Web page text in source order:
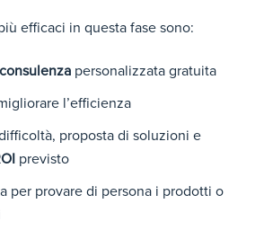
efficaci in questa fase sono:
consulenza personalizzata gratuita
l’efficienza
proposta di soluzioni e
previsto
per provare di persona i prodotti o